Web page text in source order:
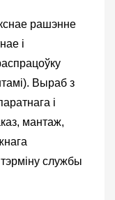
рашэнне
і
Выраб з
і
мантаж,
службы